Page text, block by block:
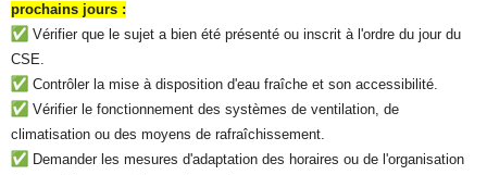
prochains jours :
Vérifier que le sujet a bien été présenté ou inscrit à l'ordre du jour du
CSE.
Contrôler la mise à disposition d'eau fraîche et son accessibilité.
Vérifier le fonctionnement des systèmes de ventilation, de
climatisation ou des moyens de rafraîchissement.
Demander les mesures d'adaptation des horaires ou de l'organisation